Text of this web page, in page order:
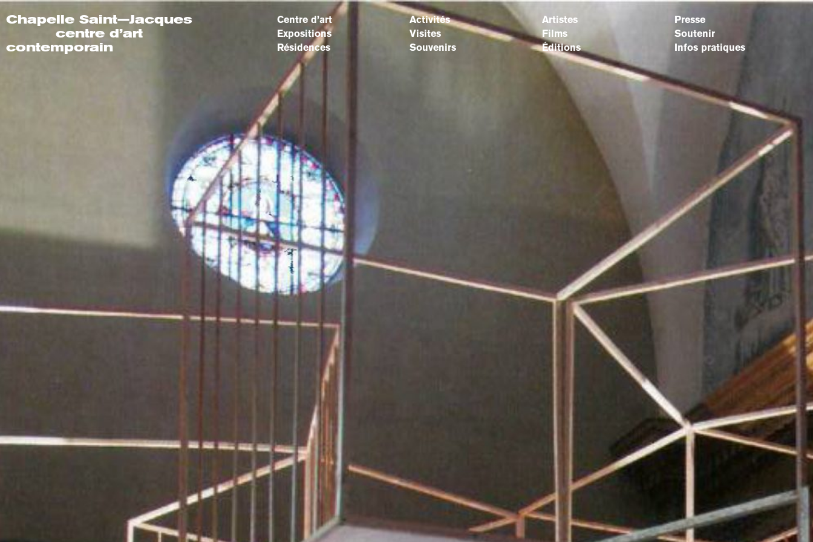
Chapelle Saint—Jacques
centre d’art
contemporain
Centre d’art
Expositions
Résidences
Activités
Visites
Souvenirs
Artistes
Films
Éditions
Presse
Soutenir
Infos pratiques